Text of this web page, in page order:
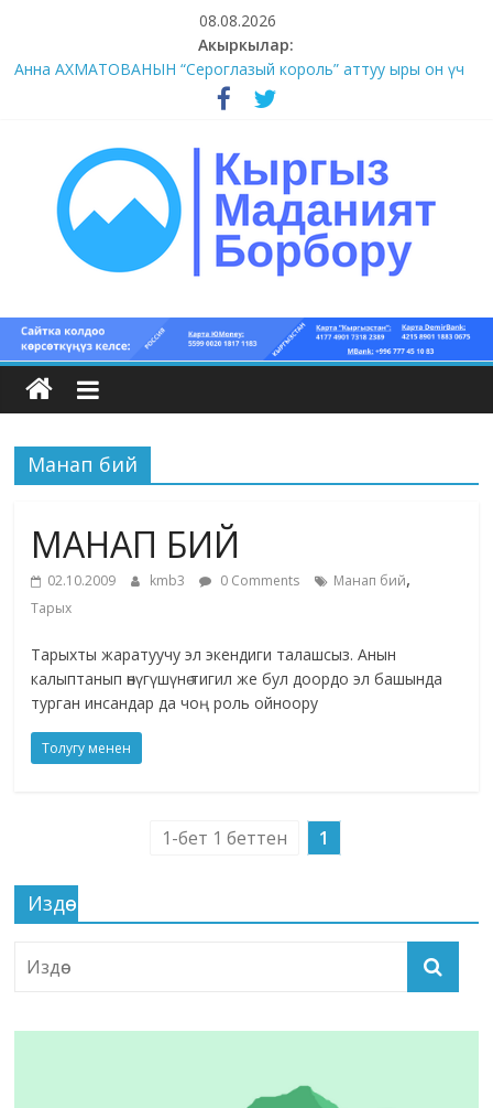
content
08.08.2026
Акыркылар:
Анна АХМАТОВАНЫН “Сероглазый король” аттуу ыры он үч
#5-8 (55 сөз сынагы)
#1-4 (55 сөз сынагы)
Кыргыз
маданият
борбору
Кыргыз
жана
Манап бий
МАНАП БИЙ
02.10.2009 kmb3 0 Comments Манап бий,
Тарых
Тарыхты жаратуучу эл экендиги талашсыз. Анын
калыптанып өнүгүшүнө тигил же бул доордо эл башында
турган инсандар да чоң роль ойноору
Толугу менен
1-бет 1 беттен 1
Издөө